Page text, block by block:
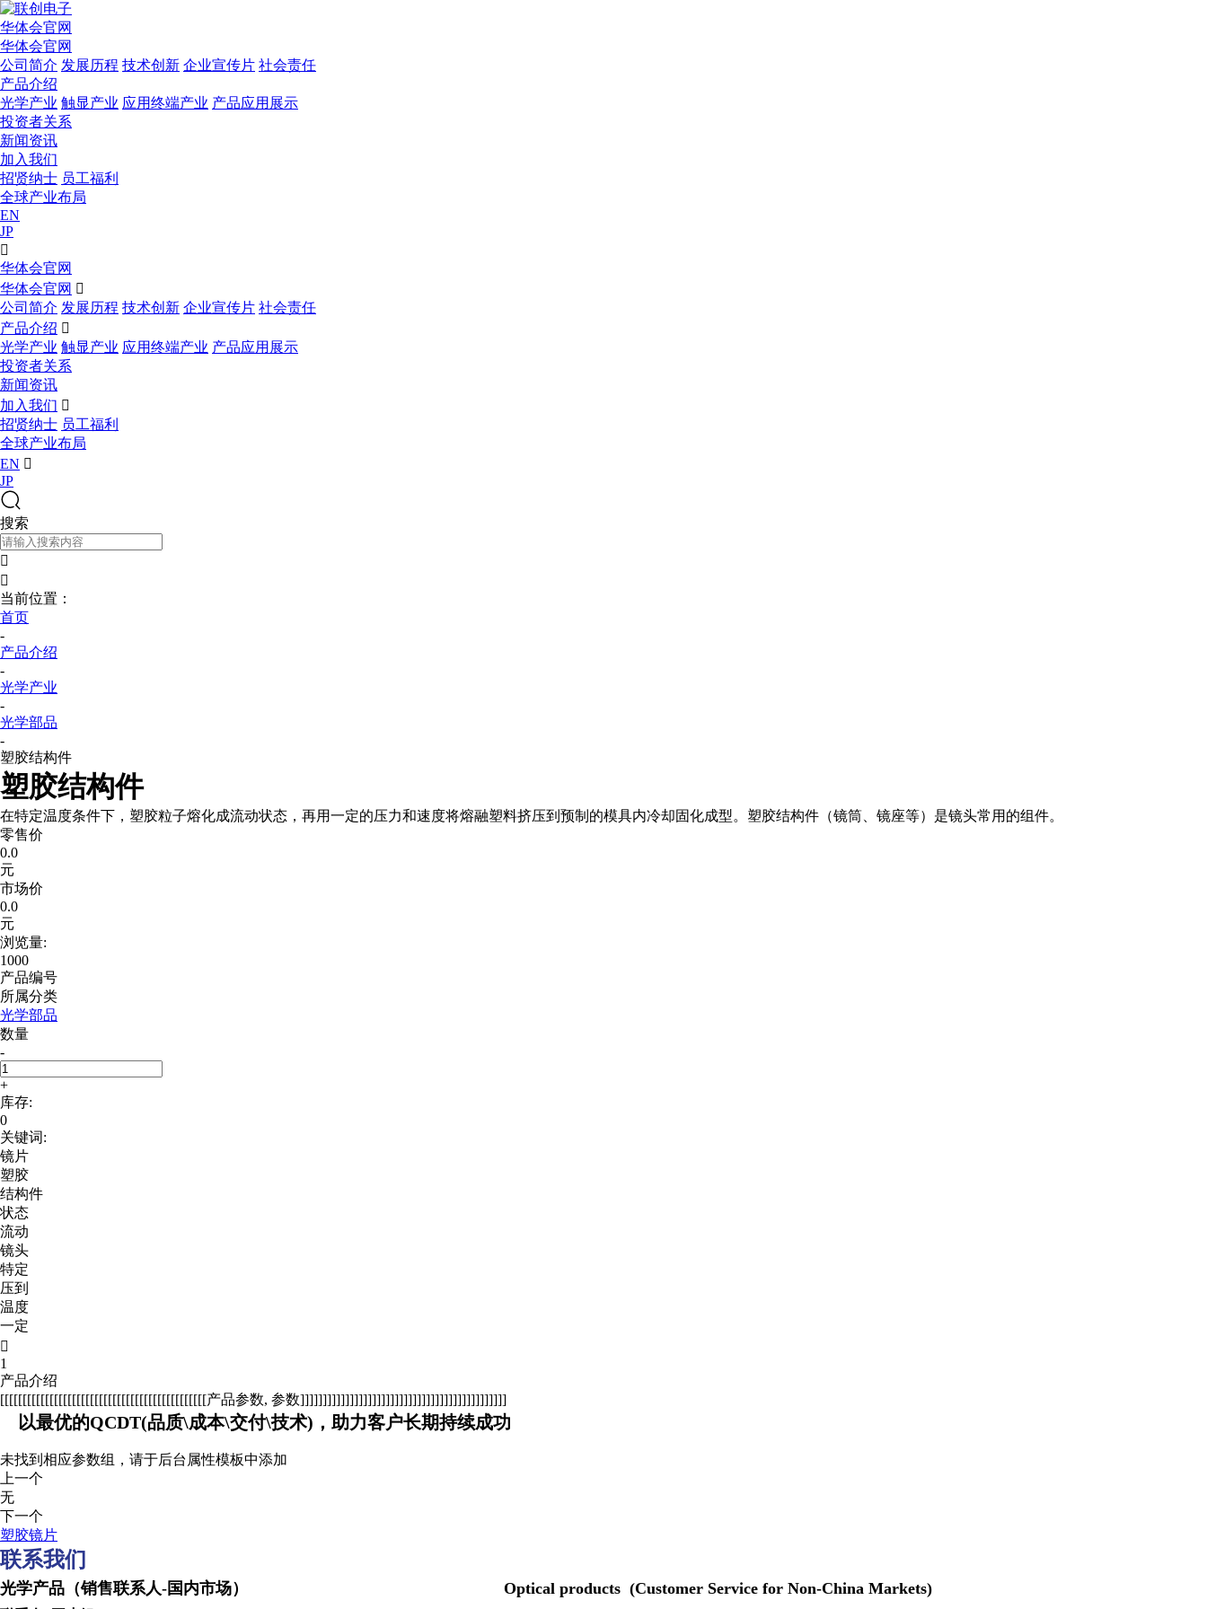
华体会官网
华体会官网
公司简介 发展历程 技术创新 企业宣传片 社会责任
产品介绍
光学产业 触显产业 应用终端产业 产品应用展示
投资者关系
新闻资讯
加入我们
招贤纳士 员工福利
全球产业布局
EN
JP

华体会官网
华体会官网 
公司简介 发展历程 技术创新 企业宣传片 社会责任
产品介绍 
光学产业 触显产业 应用终端产业 产品应用展示
投资者关系
新闻资讯
加入我们 
招贤纳士 员工福利
全球产业布局
EN 
JP
搜索


当前位置：
首页
-
产品介绍
-
光学产业
-
光学部品
-
塑胶结构件
塑胶结构件
在特定温度条件下，塑胶粒子熔化成流动状态，再用一定的压力和速度将熔融塑料挤压到预制的模具内冷却固化成型。塑胶结构件（镜筒、镜座等）是镜头常用的组件。
零售价
0.0
元
市场价
0.0
元
浏览量:
1000
产品编号
所属分类
光学部品
数量
-
+
库存:
0
关键词:
镜片
塑胶
结构件
状态
流动
镜头
特定
压到
温度
一定

1
产品介绍
[[[[[[[[[[[[[[[[[[[[[[[[[[[[[[[[[[[[[[[[[[[[[[产品参数, 参数]]]]]]]]]]]]]]]]]]]]]]]]]]]]]]]]]]]]]]]]]]]]]]
以最优的QCDT(品质\成本\交付\技术)，助力客户长期持续成功
未找到相应参数组，请于后台属性模板中添加
上一个
无
下一个
塑胶镜片
联系我们
光学产品（销售联系人-国内市场） Optical products (Customer Service for Non-China Markets)